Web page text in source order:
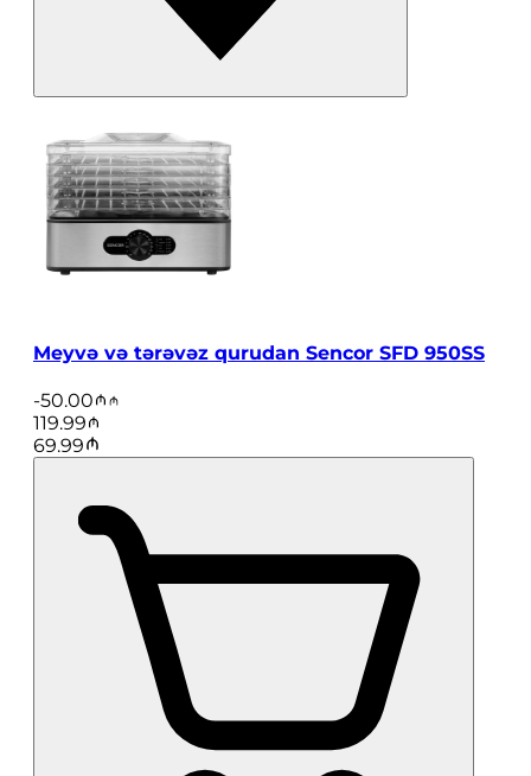
Meyvə və tərəvəz qurudan Sencor SFD 950SS
-50.00
119.99
69.99